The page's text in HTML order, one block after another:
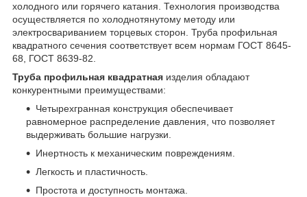
холодного или горячего катания. Технология производства
осуществляется по холоднотянутому методу или
электросвариванием торцевых сторон. Труба профильная
квадратного сечения соответствует всем нормам ГОСТ 8645-
68, ГОСТ 8639-82.
Труба профильная квадратная изделия обладают
конкурентными преимуществами:
Четырехгранная конструкция обеспечивает
равномерное распределение давления, что позволяет
выдерживать большие нагрузки.
Инертность к механическим повреждениям.
Легкость и пластичность.
Простота и доступность монтажа.